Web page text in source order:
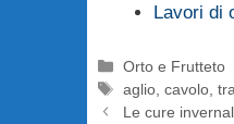
Lavori di
Categorie
Orto e Frutteto
Tag
aglio, cavolo,
Le cure